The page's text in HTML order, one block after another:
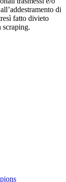
di
fatto divieto
scraping.